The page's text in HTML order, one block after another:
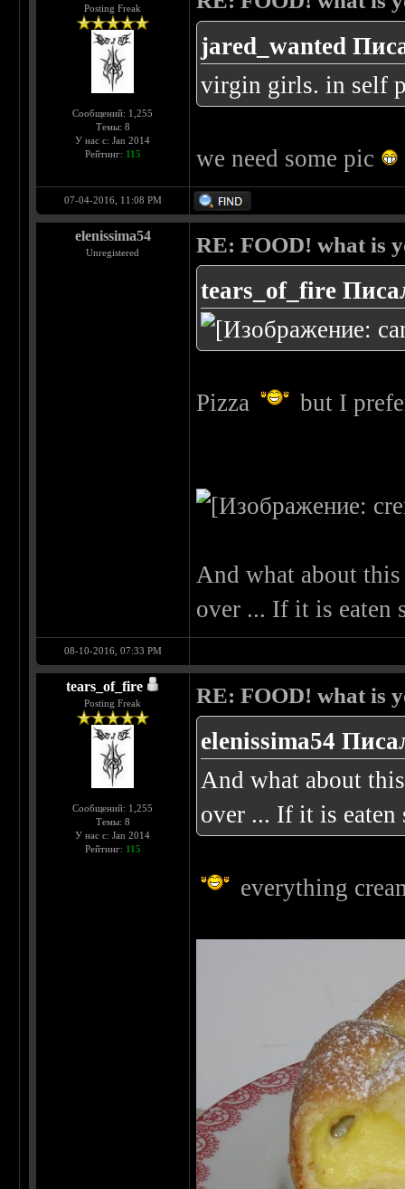
Posting Freak
Сообщений: 1,255
Темы: 8
У нас с: Jan 2014
Рейтинг: 115
jared_wanted
virgin girls. in self
we need some pic
07-04-2016, 11:08 PM
elenissima54
Unregistered RE: FOOD! what is
tears_of_fire
Pizza but I
And what about
over ... If it is
08-10-2016, 07:33 PM
tears_of_fire
Posting Freak
Сообщений: 1,255
Темы: 8
У нас с: Jan 2014
Рейтинг: 115
RE: FOOD! what is
elenissima54
And what about
over ... If it is
everything